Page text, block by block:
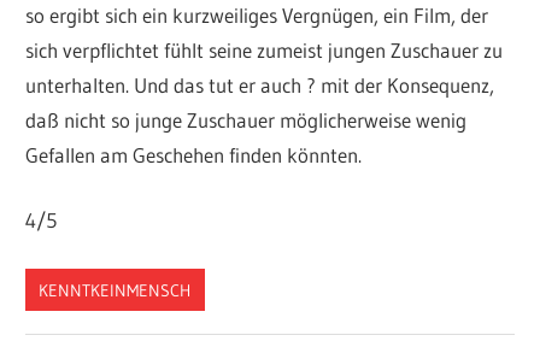
so ergibt sich ein kurzweiliges Vergnügen, ein Film, der
sich verpflichtet fühlt seine zumeist jungen Zuschauer zu
unterhalten. Und das tut er auch ? mit der Konsequenz,
daß nicht so junge Zuschauer möglicherweise wenig
Gefallen am Geschehen finden könnten.
4/5
KENNTKEINMENSCH